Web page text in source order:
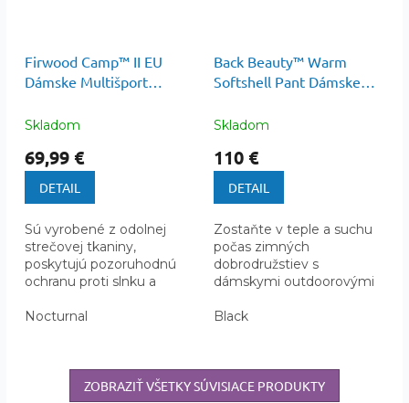
Firwood Camp™ II EU
Dámske Multišport
Skladom
69,99 €
DETAIL
Sú vyrobené z odolnej
strečovej tkaniny,
poskytujú pozoruhodnú
ochranu proti slnku a
vodu a škvrny
Nocturnal
Back Beauty™ Warm
Softshell Pant Dámske
Skladom
110 €
DETAIL
Zostaňte v teple a suchu
počas zimných
dobrodružstiev s
dámskymi outdoorovými
Back Beauty™ Warm
Black
ZOBRAZIŤ VŠETKY SÚVISIACE PRODUKTY